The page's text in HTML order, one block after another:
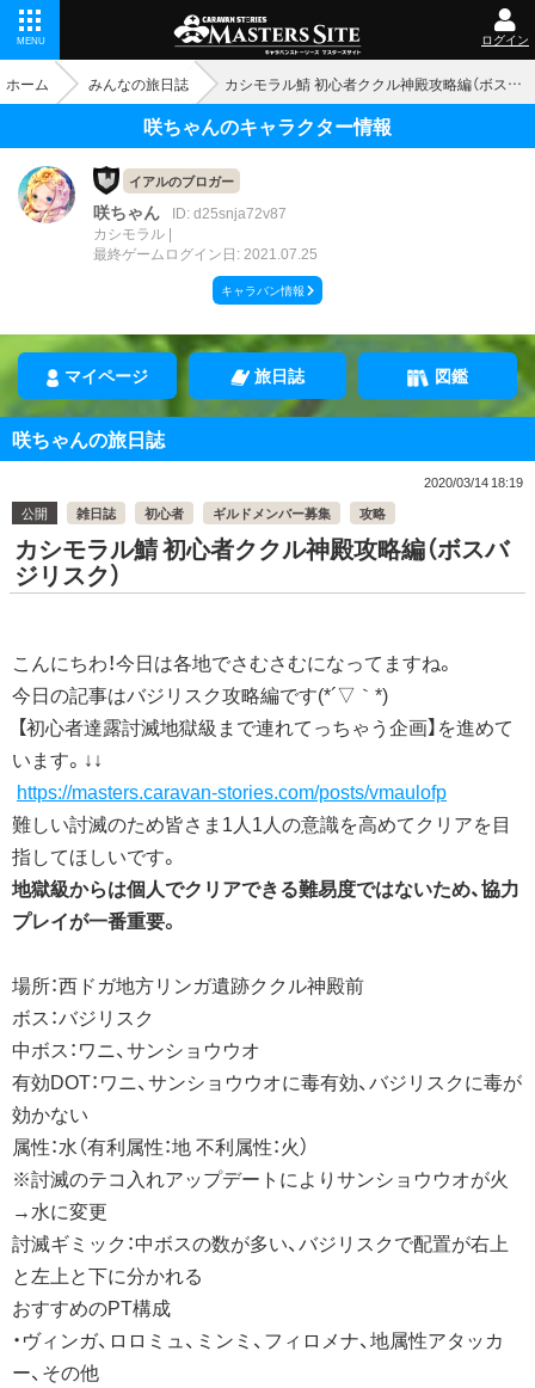
MENU ログイン
ホーム みんなの旅日誌 カシモラル鯖 初心者ククル神殿攻略編（ボスバジリスク）
咲ちゃんのキャラクター情報
イアルのブロガー
咲ちゃん
ID: d25snja72v87
カシモラル
最終ゲームログイン日: 2021.07.25
キャラバン情報
マイページ 旅日誌 図鑑
咲ちゃんの旅日誌
2020/03/14 18:19
公開
雑日誌 初心者 ギルドメンバー募集 攻略
カシモラル鯖 初心者ククル神殿攻略編（ボスバ
ジリスク）
こんにちわ！今日は各地でさむさむになってますね。
今日の記事はバジリスク攻略編です(*´▽｀*)
【初心者達露討滅地獄級まで連れてっちゃう企画】を進めて
います。↓↓
https://masters.caravan-stories.com/posts/vmaulofp
難しい討滅のため皆さま1人1人の意識を高めてクリアを目
指してほしいです。
地獄級からは個人でクリアできる難易度ではないため、協力
プレイが一番重要。
場所：西ドガ地方リンガ遺跡ククル神殿前
ボス：バジリスク
中ボス：ワニ、サンショウウオ
有効DOT：ワニ、サンショウウオに毒有効、バジリスクに毒が
効かない
属性：水（有利属性：地 不利属性：火）
※討滅のテコ入れアップデートによりサンショウウオが火
→水に変更
討滅ギミック：中ボスの数が多い、バジリスクで配置が右上
と左上と下に分かれる
おすすめのPT構成
・ヴィンガ、ロロミュ、ミンミ、フィロメナ、地属性アタッカ
ー、その他